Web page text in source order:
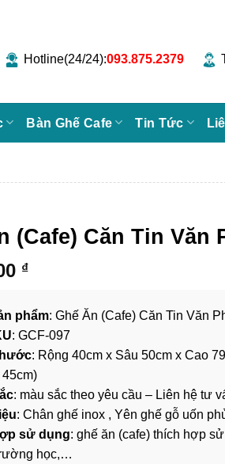
Hotline(24/24):093.875.2379
Bàn Ghế Cafe Tin Tức
(Cafe) Căn Tin Văn
₫
phẩm: Ghế Ăn (Cafe) Căn Tin Văn
: GCF-097
: Rộng 40cm x Sâu 50cm x Cao
: màu sắc theo yêu cầu – Liên hệ tư
: Chân ghế inox , Yên ghế gỗ uốn
sử dụng: ghế ăn (cafe) thích hợp
học,…